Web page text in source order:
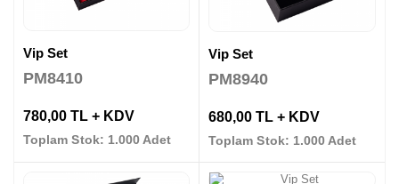
Vip Set
PM8410
780,00 TL + KDV
Toplam Stok: 1.000 Adet
Vip Set
PM8940
680,00 TL + KDV
Toplam Stok: 1.000 Adet